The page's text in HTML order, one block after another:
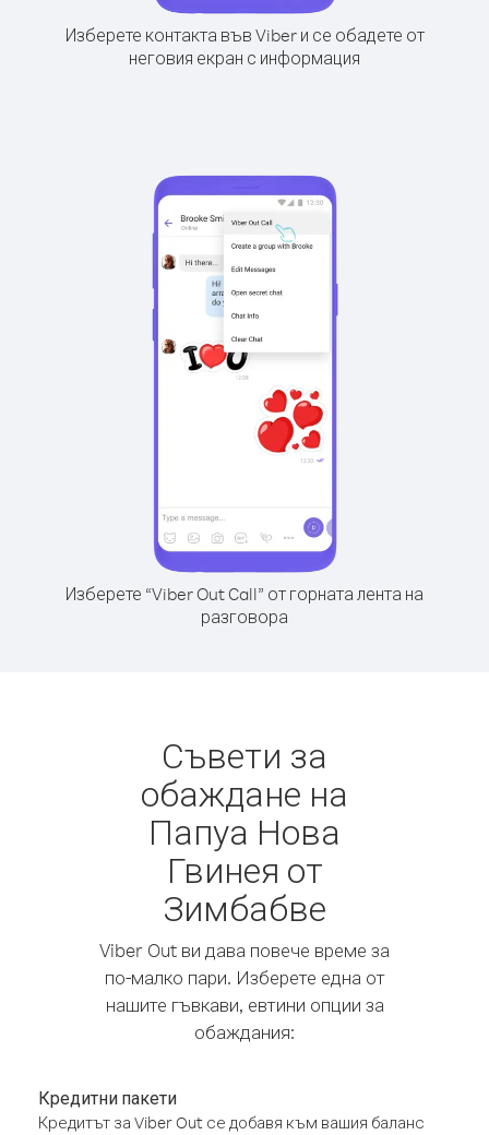
Изберете контакта във Viber и се обадете от
неговия екран с информация
Изберете “Viber Out Call” от горната лента на
разговора
Съвети за
обаждане на
Папуа Нова
Гвинея от
Зимбабве
Viber Out ви дава повече време за
по-малко пари. Изберете една от
нашите гъвкави, евтини опции за
обаждания:
Кредитни пакети
Кредитът за Viber Out се добавя към вашия баланс